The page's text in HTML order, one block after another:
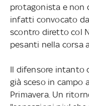
protagonista e non
infatti convocato
scontro diretto col
pesanti nella corsa
Il difensore intanto
già sceso in campo
Primavera. Un